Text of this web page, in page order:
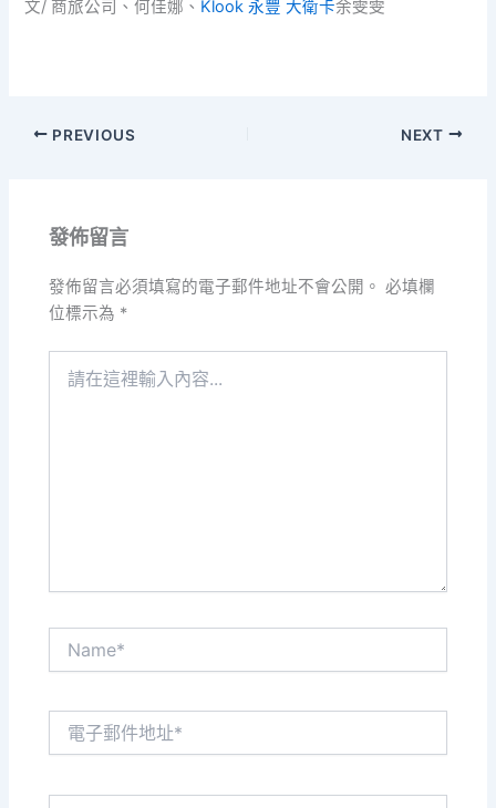
文/ 商旅公司、何佳娜、 Klook 永豐 大衛卡余雯雯
PREVIOUS NEXT
發佈留言
發佈留言必須填寫的電子郵件地址不會公開。 必填欄
位標示為 *